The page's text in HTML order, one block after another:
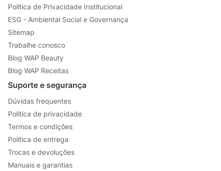
Política de Privacidade Institucional
ESG - Ambiental Social e Governança
Sitemap
Trabalhe conosco
Blog WAP Beauty
Blog WAP Receitas
Suporte e segurança
Dúvidas frequentes
Política de privacidade
Termos e condições
Política de entrega
Trocas e devoluções
Manuais e garantias